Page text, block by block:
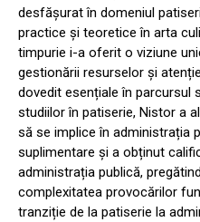
desfășurat în domeniul
practice și teoretice în arta
timpurie i-a oferit o viziune
gestionării resurselor și
dovedit esențiale în parcursul
studiilor în patiserie, Nistor a
să se implice în administrația
suplimentare și a obținut
administrația publică,
complexitatea provocărilor
tranziție de la patiserie la